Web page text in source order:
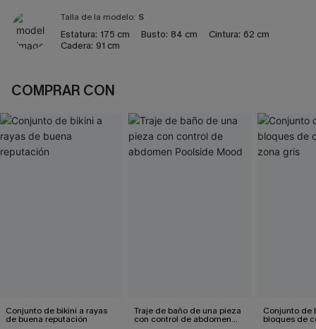
Talla de la modelo: S
Estatura: 175 cm Busto: 84 cm Cintura: 62 cm
Cadera: 91 cm
COMPRAR CON
Conjunto de bikini a rayas
de buena reputación
Traje de baño de una pieza
con control de abdomen
Conjunto de
bloques de